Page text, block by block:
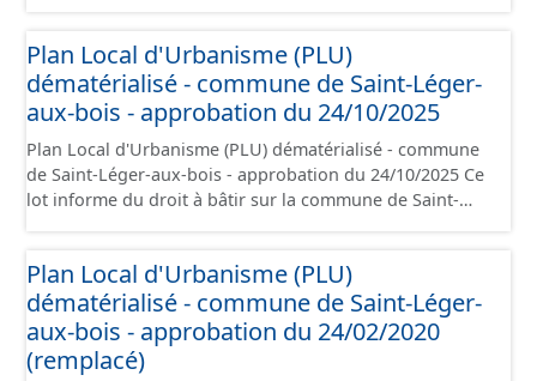
administratives, le rapport de présentation, le PADD, le
règlement (à l'exception des plans de zonages), les
annexes, les orientations d'aménagement et les données
géographiques. Malgré l'attention portée à la création
de ces données, il est rappelé que seuls les documents
papier font foi et sont opposables d'un point de vue
juridique.
Plan Local d'Urbanisme (PLU)
dématérialisé - commune de Saint-Léger-
aux-bois - approbation du 24/10/2025
Plan Local d'Urbanisme (PLU) dématérialisé - commune
de Saint-Léger-aux-bois - approbation du 24/10/2025 Ce
lot informe du droit à bâtir sur la commune de Saint-
contient les pièces administratives, le rapport de
présentation, le PADD, le règlement (à l'exception des
plans de zonages), les annexes, les orientations
d'aménagement et les données géographiques. Malgré
l'attention portée à la création de ces données, il est
Plan Local d'Urbanisme (PLU)
dématérialisé - commune de Saint-Léger-
aux-bois - approbation du 24/02/2020
(remplacé)